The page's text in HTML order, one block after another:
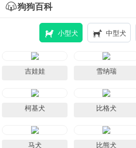
狗狗百科
小型犬 中型犬
吉娃娃 雪纳瑞
柯基犬 比格犬
马犬 比熊犬